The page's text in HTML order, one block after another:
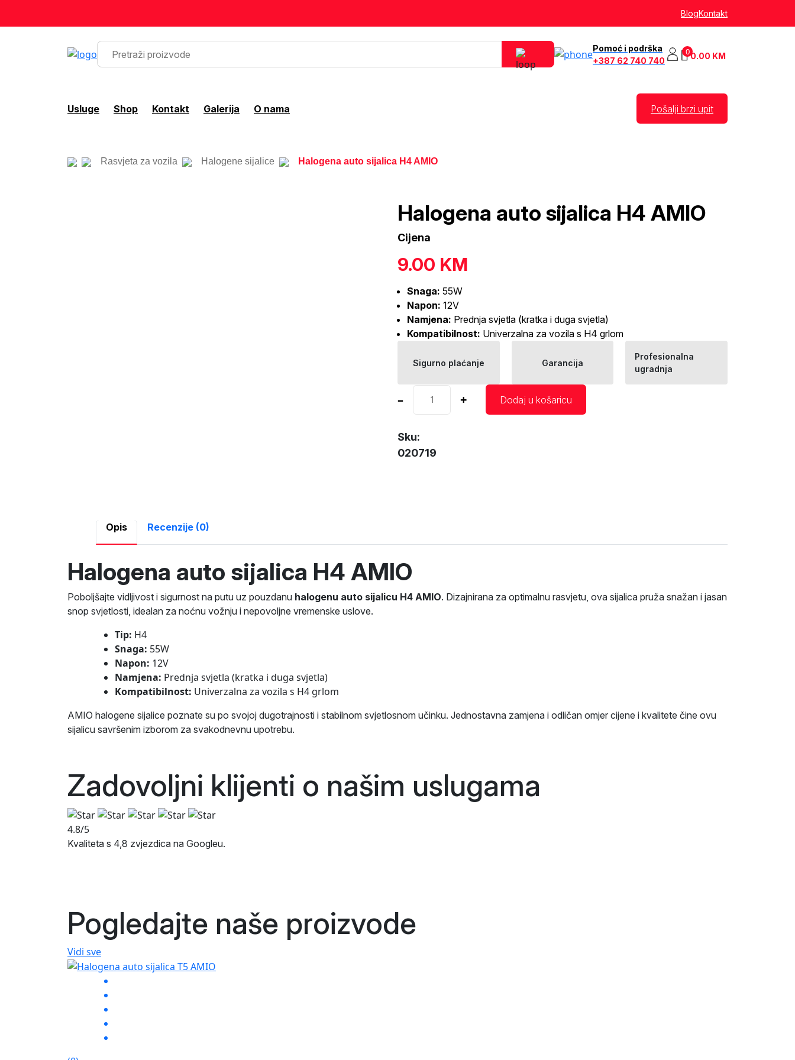
BlogKontakt
Pomoć i podrška
+387 62 740 740
0.00 KM
0
Usluge Shop Kontakt Galerija O nama Pošalji brzi upit
Rasvjeta za vozila Halogene sijalice Halogena auto sijalica H4 AMIO
Halogena auto sijalica H4 AMIO
Cijena
9.00 KM
Snaga: 55W
Napon: 12V
Namjena: Prednja svjetla (kratka i duga svjetla)
Kompatibilnost: Univerzalna za vozila s H4 grlom
Sigurno plaćanje Garancija
Profesionalna
ugradnja
– Halogena
auto
H4
AMIO
+ Dodaj u košaricu
Sku:
020719
Opis Recenzije (0)
Halogena auto sijalica H4 AMIO
Poboljšajte vidljivost i sigurnost na putu uz pouzdanu halogenu auto sijalicu H4 AMIO. Dizajnirana za optimalnu rasvjetu, ova sijalica pruža snažan i jasan
snop svjetlosti, idealan za noćnu vožnju i nepovoljne vremenske uslove.
Tip: H4
Snaga: 55W
Napon: 12V
Namjena: Prednja svjetla (kratka i duga svjetla)
Kompatibilnost: Univerzalna za vozila s H4 grlom
AMIO halogene sijalice poznate su po svojoj dugotrajnosti i stabilnom svjetlosnom učinku. Jednostavna zamjena i odličan omjer cijene i kvalitete čine ovu
sijalicu savršenim izborom za svakodnevnu upotrebu.
Zadovoljni klijenti o našim uslugama
4.8/5
Kvaliteta s 4,8 zvjezdica na Googleu.
Pogledajte naše proizvode
Vidi sve